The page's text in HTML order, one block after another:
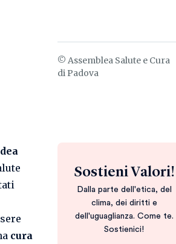
© Assemblea Salute e Cura
di Padova
cura
Sostieni Valori!
Dalla parte dell'etica, del
clima, dei diritti e
dell'uguaglianza. Come te.
Sostienici!